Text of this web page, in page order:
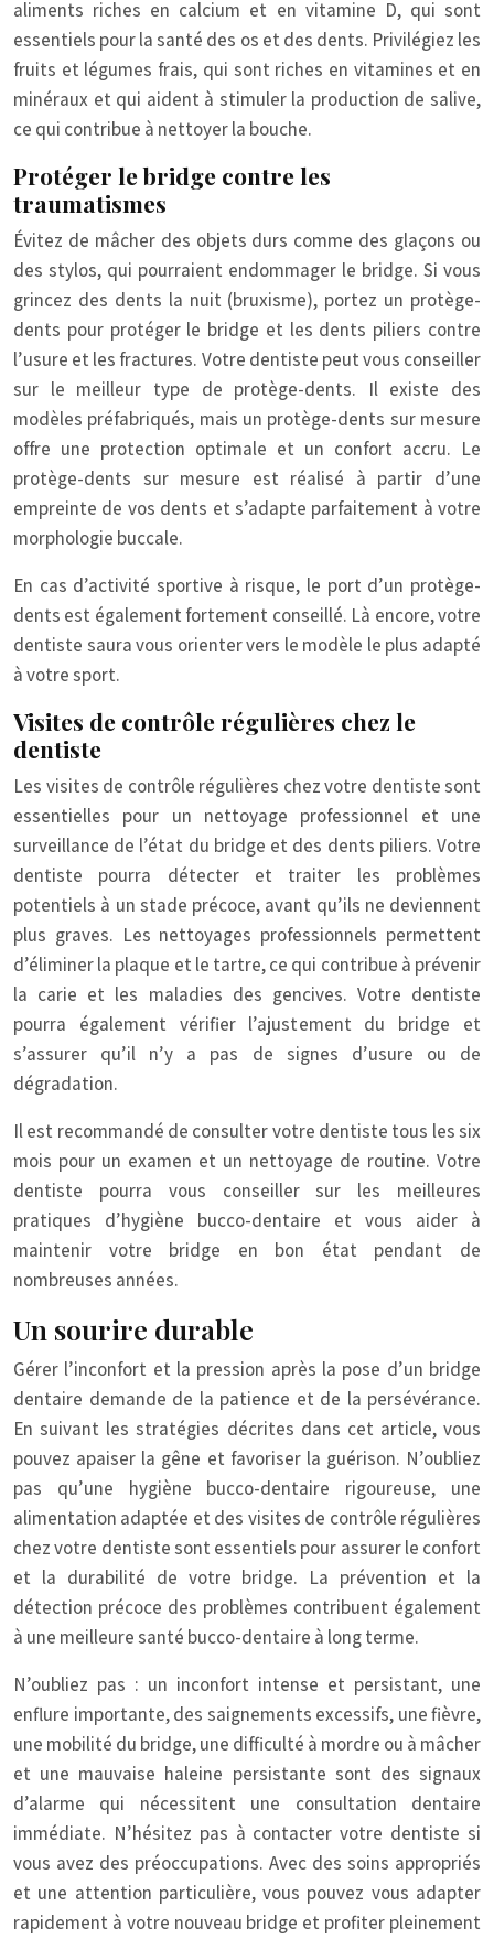
aliments riches en calcium et en vitamine D, qui sont
essentiels pour la santé des os et des dents. Privilégiez les
fruits et légumes frais, qui sont riches en vitamines et en
minéraux et qui aident à stimuler la production de salive,
ce qui contribue à nettoyer la bouche.
Protéger le bridge contre les
traumatismes
Évitez de mâcher des objets durs comme des glaçons ou
des stylos, qui pourraient endommager le bridge. Si vous
grincez des dents la nuit (bruxisme), portez un protège-
dents pour protéger le bridge et les dents piliers contre
l’usure et les fractures. Votre dentiste peut vous conseiller
sur le meilleur type de protège-dents. Il existe des
modèles préfabriqués, mais un protège-dents sur mesure
offre une protection optimale et un confort accru. Le
protège-dents sur mesure est réalisé à partir d’une
empreinte de vos dents et s’adapte parfaitement à votre
morphologie buccale.
En cas d’activité sportive à risque, le port d’un protège-
dents est également fortement conseillé. Là encore, votre
dentiste saura vous orienter vers le modèle le plus adapté
à votre sport.
Visites de contrôle régulières chez le
dentiste
Les visites de contrôle régulières chez votre dentiste sont
essentielles pour un nettoyage professionnel et une
surveillance de l’état du bridge et des dents piliers. Votre
dentiste pourra détecter et traiter les problèmes
potentiels à un stade précoce, avant qu’ils ne deviennent
plus graves. Les nettoyages professionnels permettent
d’éliminer la plaque et le tartre, ce qui contribue à prévenir
la carie et les maladies des gencives. Votre dentiste
pourra également vérifier l’ajustement du bridge et
s’assurer qu’il n’y a pas de signes d’usure ou de
dégradation.
Il est recommandé de consulter votre dentiste tous les six
mois pour un examen et un nettoyage de routine. Votre
dentiste pourra vous conseiller sur les meilleures
pratiques d’hygiène bucco-dentaire et vous aider à
maintenir votre bridge en bon état pendant de
nombreuses années.
Un sourire durable
Gérer l’inconfort et la pression après la pose d’un bridge
dentaire demande de la patience et de la persévérance.
En suivant les stratégies décrites dans cet article, vous
pouvez apaiser la gêne et favoriser la guérison. N’oubliez
pas qu’une hygiène bucco-dentaire rigoureuse, une
alimentation adaptée et des visites de contrôle régulières
chez votre dentiste sont essentiels pour assurer le confort
et la durabilité de votre bridge. La prévention et la
détection précoce des problèmes contribuent également
à une meilleure santé bucco-dentaire à long terme.
N’oubliez pas : un inconfort intense et persistant, une
enflure importante, des saignements excessifs, une fièvre,
une mobilité du bridge, une difficulté à mordre ou à mâcher
et une mauvaise haleine persistante sont des signaux
d’alarme qui nécessitent une consultation dentaire
immédiate. N’hésitez pas à contacter votre dentiste si
vous avez des préoccupations. Avec des soins appropriés
et une attention particulière, vous pouvez vous adapter
rapidement à votre nouveau bridge et profiter pleinement